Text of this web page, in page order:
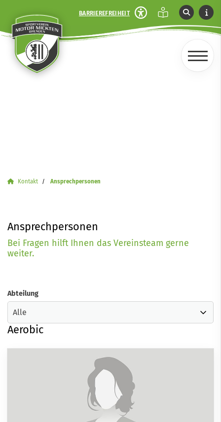
BARRIEREFREIHEIT
Kontakt Ansprechpersonen
Ansprechpersonen
Bei Fragen hilft Ihnen das Vereinsteam gerne
weiter.
Abteilung
Aerobic